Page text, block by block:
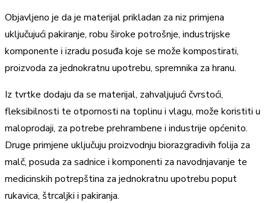
Objavljeno je da je materijal prikladan za niz primjena
uključujući pakiranje, robu široke potrošnje, industrijske
komponente i izradu posuđa koje se može kompostirati,
proizvoda za jednokratnu upotrebu, spremnika za hranu.
Iz tvrtke dodaju da se materijal, zahvaljujući čvrstoći,
fleksibilnosti te otpornosti na toplinu i vlagu, može koristiti u
maloprodaji, za potrebe prehrambene i industrije općenito.
Druge primjene uključuju proizvodnju biorazgradivih folija za
malč, posuda za sadnice i komponenti za navodnjavanje te
medicinskih potrepština za jednokratnu upotrebu poput
rukavica, štrcaljki i pakiranja.